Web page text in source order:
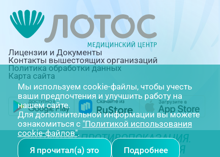
Лицензии и Документы
Контакты вышестоящих организаций
Политика обработки данных
Карта сайта
ИМЕЮТСЯ ПРОТИВОПОКАЗАНИЯ.
НЕОБХОДИМА КОНСУЛЬТАЦИЯ
Мы используем cookie-файлы, чтобы учесть
ваши предпочтения и улучшить работу на
нашем сайте.
Для дополнительной информации вы можете
ознакомиться с "Политикой использования
cookie-файлов".
Я прочитал(а) это
Подробнее